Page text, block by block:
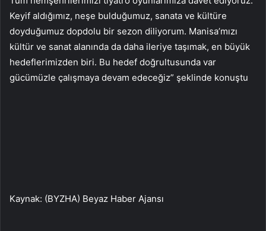
Keyif aldığımız, neşe bulduğumuz, sanata ve kültüre
doyduğumuz dopdolu bir sezon diliyorum. Manisa’mızı
kültür ve sanat alanında da daha ileriye taşımak, en büyük
hedeflerimizden biri. Bu hedef doğrultusunda var
gücümüzle çalışmaya devam edeceğiz” şeklinde konuştu
Kaynak: (BYZHA) Beyaz Haber Ajansı